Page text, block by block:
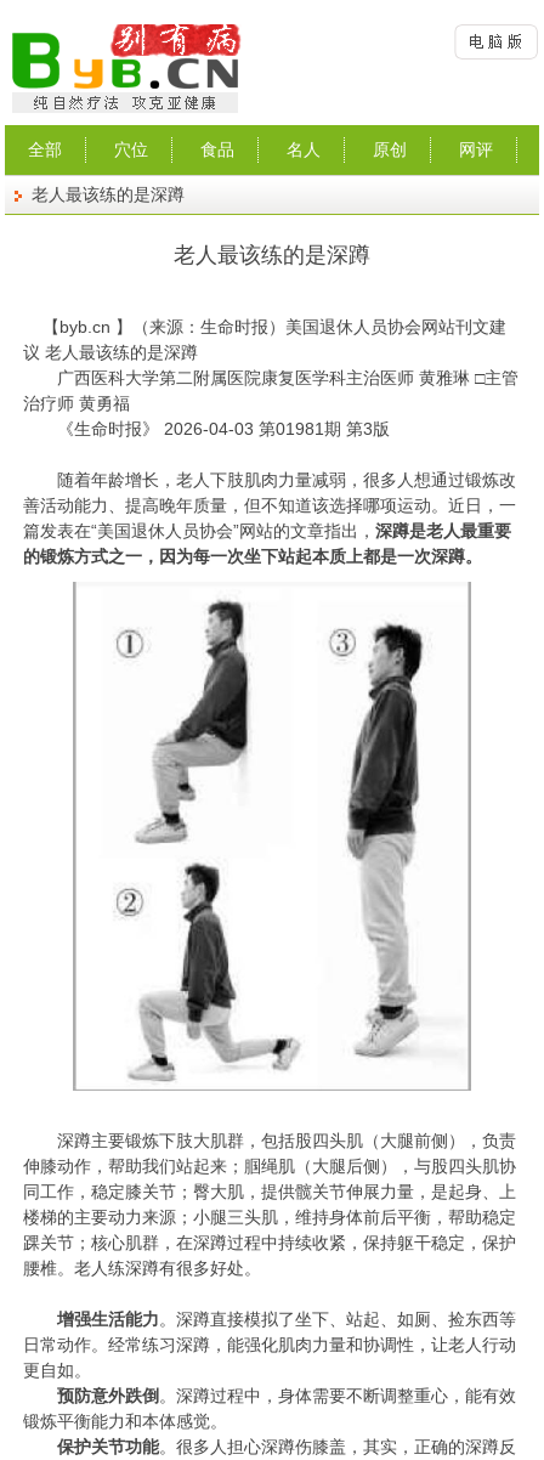
全部 穴位 食品 名人 原创 网评
老人最该练的是深蹲
老人最该练的是深蹲
【byb.cn 】（来源：生命时报）美国退休人员协会网站刊文建
议 老人最该练的是深蹲
广西医科大学第二附属医院康复医学科主治医师 黄雅琳 □主管
治疗师 黄勇福
《生命时报》 2026-04-03 第01981期 第3版
随着年龄增长，老人下肢肌肉力量减弱，很多人想通过锻炼改
善活动能力、提高晚年质量，但不知道该选择哪项运动。近日，一
篇发表在“美国退休人员协会”网站的文章指出，深蹲是老人最重要
的锻炼方式之一，因为每一次坐下站起本质上都是一次深蹲。
深蹲主要锻炼下肢大肌群，包括股四头肌（大腿前侧），负责
伸膝动作，帮助我们站起来；腘绳肌（大腿后侧），与股四头肌协
同工作，稳定膝关节；臀大肌，提供髋关节伸展力量，是起身、上
楼梯的主要动力来源；小腿三头肌，维持身体前后平衡，帮助稳定
踝关节；核心肌群，在深蹲过程中持续收紧，保持躯干稳定，保护
腰椎。老人练深蹲有很多好处。
增强生活能力。深蹲直接模拟了坐下、站起、如厕、捡东西等
日常动作。经常练习深蹲，能强化肌肉力量和协调性，让老人行动
更自如。
预防意外跌倒 。深蹲过程中，身体需要不断调整重心，能有效
锻炼平衡能力和本体感觉。
保护关节功能。很多人担心深蹲伤膝盖，其实，正确的深蹲反